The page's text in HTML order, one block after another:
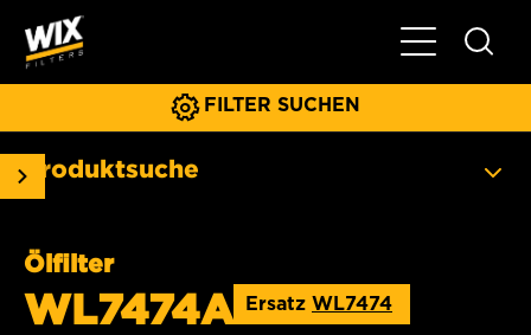
FILTER SUCHEN
Produktsuche
Ölfilter
WL7474A Ersatz WL7474